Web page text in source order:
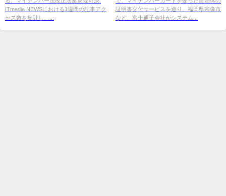
ITmedia NEWSにおける1週間の記事アク
セス数を集計し、...
証明書交付サービスを巡り、福岡県宗像市
など、富士通子会社がシステム...